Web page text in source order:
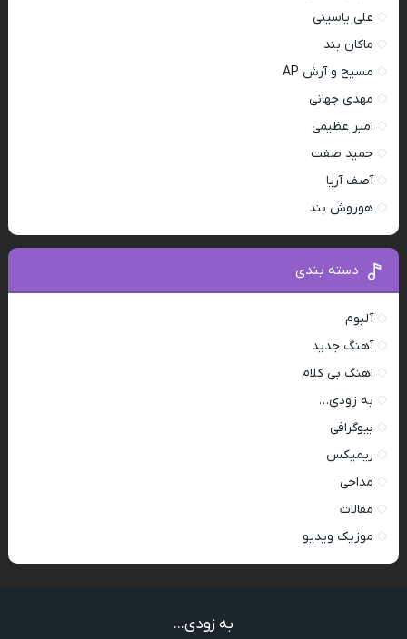
علی یاسینی
ماکان بند
مسیح و آرش AP
مهدی جهانی
امیر عظیمی
حمید صفت
آصف آریا
هوروش بند
دسته بندی
آلبوم
آهنگ جدید
اهنگ بی کلام
به زودی…
بیوگرافی
ریمیکس
مداحی
مقالات
موزیک ویدیو
به زودی...